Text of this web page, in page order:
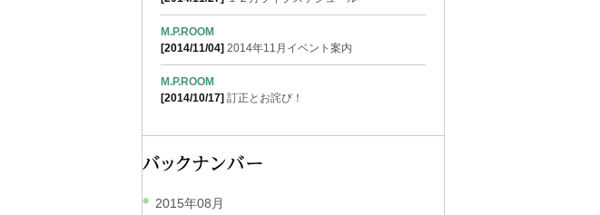
M.P.ROOM
[2014/11/04] 2014年11月イベント案内
M.P.ROOM
[2014/10/17] 訂正とお詫び！
2015年08月